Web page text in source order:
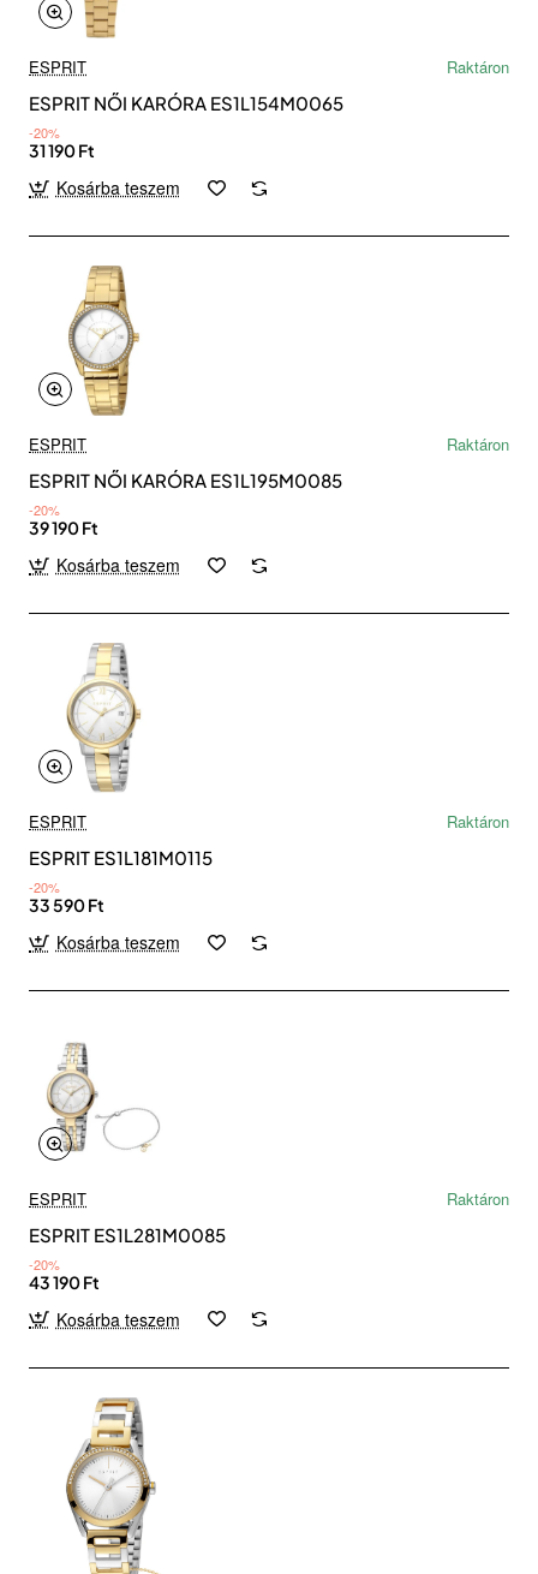
ESPRIT
Raktáron
ESPRIT NŐI KARÓRA ES1L154M0065
-20%
31 190 Ft
Kosárba teszem
ESPRIT
Raktáron
ESPRIT NŐI KARÓRA ES1L195M0085
-20%
39 190 Ft
Kosárba teszem
ESPRIT
Raktáron
ESPRIT ES1L181M0115
-20%
33 590 Ft
Kosárba teszem
ESPRIT
Raktáron
ESPRIT ES1L281M0085
-20%
43 190 Ft
Kosárba teszem